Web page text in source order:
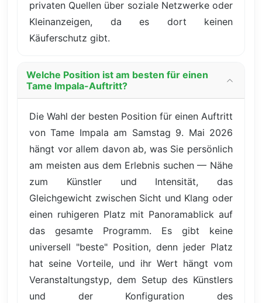
privaten Quellen über soziale Netzwerke oder
Kleinanzeigen, da es dort keinen
Käuferschutz gibt.
Welche Position ist am besten für einen
Tame Impala-Auftritt?
Die Wahl der besten Position für einen Auftritt
von Tame Impala am Samstag 9. Mai 2026
hängt vor allem davon ab, was Sie persönlich
am meisten aus dem Erlebnis suchen — Nähe
zum Künstler und Intensität, das
Gleichgewicht zwischen Sicht und Klang oder
einen ruhigeren Platz mit Panoramablick auf
das gesamte Programm. Es gibt keine
universell "beste" Position, denn jeder Platz
hat seine Vorteile, und ihr Wert hängt vom
Veranstaltungstyp, dem Setup des Künstlers
und der Konfiguration des